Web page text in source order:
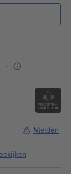
-
Melden